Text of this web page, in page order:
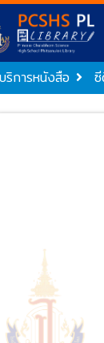
บริการหนังสือ